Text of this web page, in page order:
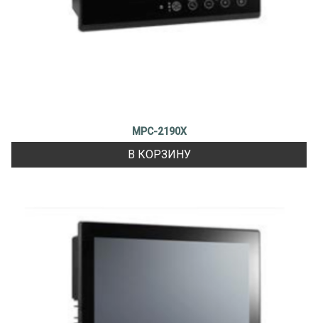
MPC-2190X
В КОРЗИНУ